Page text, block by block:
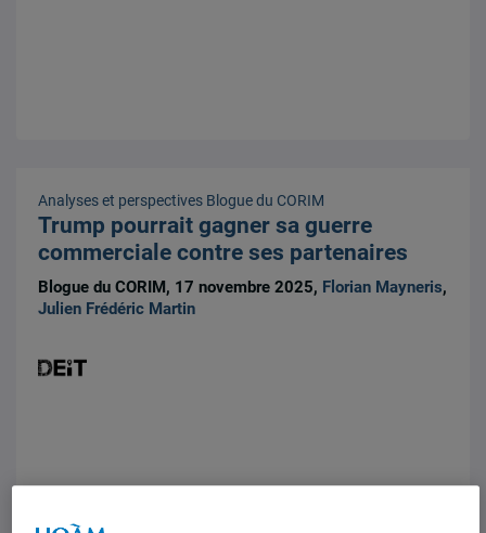
Analyses et perspectives Blogue du CORIM
Trump pourrait gagner sa guerre
commerciale contre ses partenaires
Blogue du CORIM, 17 novembre 2025, Florian Mayneris,
Julien Frédéric Martin